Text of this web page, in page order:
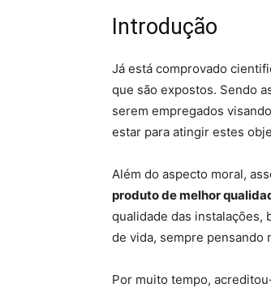
Introdução
Já está comprovado
que são expostos. Sendo
serem empregados
estar para atingir estes
Além do aspecto moral,
produto de melhor
qualidade das instalações,
de vida, sempre pensando
Por muito tempo,